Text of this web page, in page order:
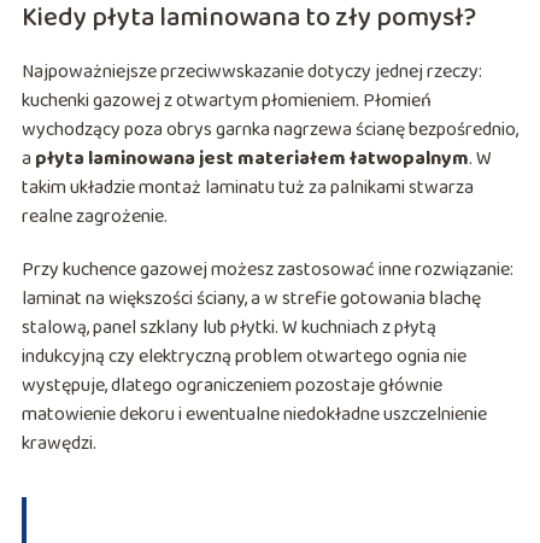
Kiedy płyta laminowana to zły pomysł?
Najpoważniejsze przeciwwskazanie dotyczy jednej rzeczy:
kuchenki gazowej z otwartym płomieniem. Płomień
wychodzący poza obrys garnka nagrzewa ścianę bezpośrednio,
a płyta laminowana jest materiałem łatwopalnym. W
takim układzie montaż laminatu tuż za palnikami stwarza
realne zagrożenie.
Przy kuchence gazowej możesz zastosować inne rozwiązanie:
laminat na większości ściany, a w strefie gotowania blachę
stalową, panel szklany lub płytki. W kuchniach z płytą
indukcyjną czy elektryczną problem otwartego ognia nie
występuje, dlatego ograniczeniem pozostaje głównie
matowienie dekoru i ewentualne niedokładne uszczelnienie
krawędzi.